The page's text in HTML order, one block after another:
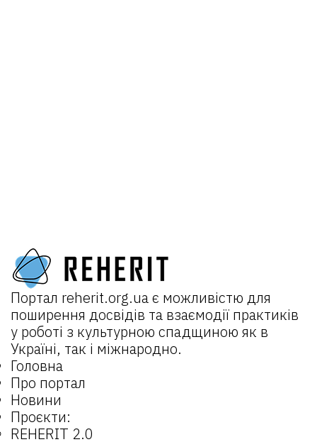
Портал reherit.org.uaє можливістю для
поширення досвідів та взаємодії практиків
у роботі з культурною спадщиною як в
Україні, так і міжнародно.
Головна
Про портал
Новини
Проєкти:
REHERIT 2.0